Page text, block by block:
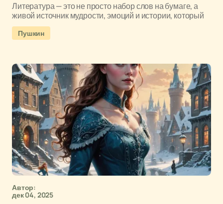
Литература — это не просто набор слов на бумаге, а
живой источник мудрости, эмоций и истории, который
Пушкин
Автор:
дек 04, 2025